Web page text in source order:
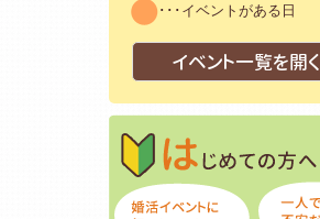
･･･イベントがある日
イベント一覧を開く